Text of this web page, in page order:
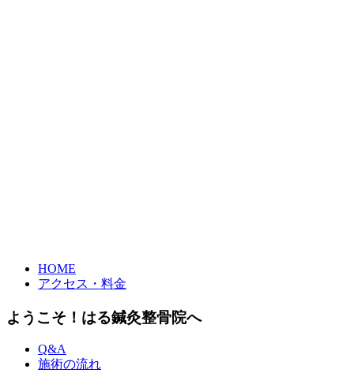
HOME
アクセス・料金
ようこそ！はる鍼灸整骨院へ
Q&A
施術の流れ